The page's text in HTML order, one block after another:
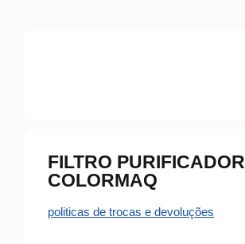
FILTRO PURIFICADOR
COLORMAQ
politicas de trocas e devoluções